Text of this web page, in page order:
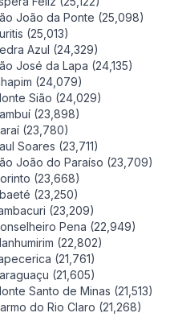
João da Ponte (25,098)
(25,013)
Azul (24,329)
José da Lapa (24,135)
(24,079)
Sião (24,029)
(23,898)
(23,780)
Soares (23,711)
João do Paraíso (23,709)
(23,668)
(23,250)
(23,209)
Pena (22,949)
(22,802)
(21,761)
(21,605)
Santo de Minas (21,513)
do Rio Claro (21,268)